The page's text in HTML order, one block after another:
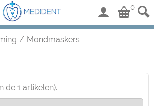
0
/ Mondmaskers
de 1 artikelen).